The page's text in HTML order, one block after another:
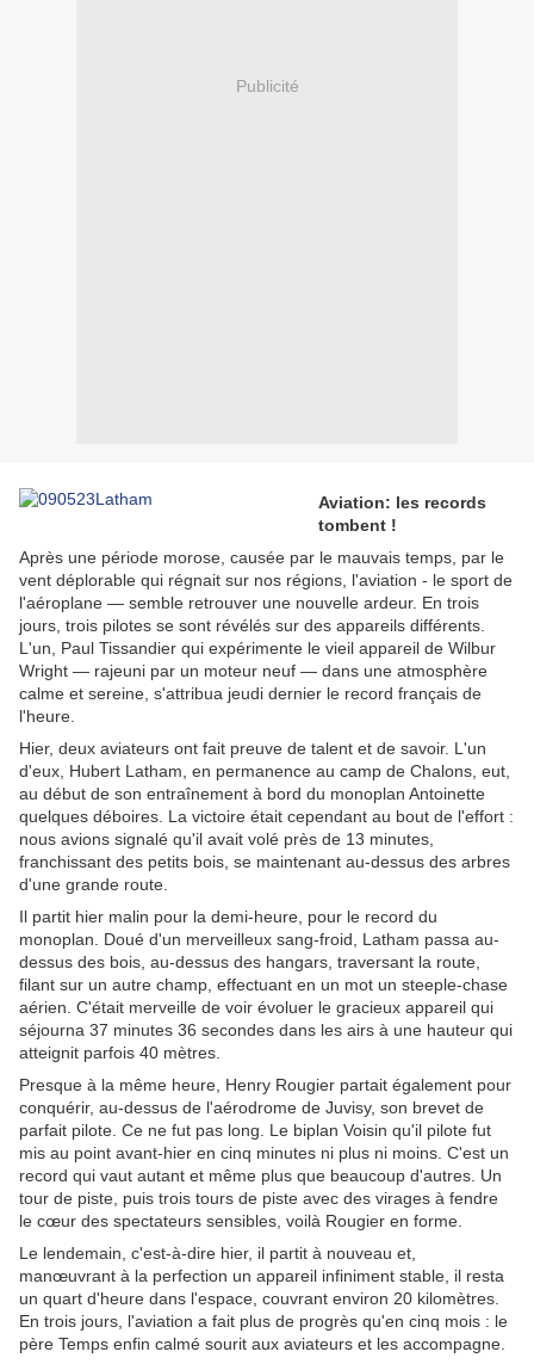
Publicité
Aviation: les records
tombent !
Après une période morose, causée par le mauvais temps, par le
vent déplorable qui régnait sur nos régions, l'aviation - le sport de
l'aéroplane — semble retrouver une nouvelle ardeur. En trois
jours, trois pilotes se sont révélés sur des appareils différents.
L'un, Paul Tissandier qui expérimente le vieil appareil de Wilbur
Wright — rajeuni par un moteur neuf — dans une atmosphère
calme et sereine, s'attribua jeudi dernier le record français de
l'heure.
Hier, deux aviateurs ont fait preuve de talent et de savoir. L'un
d'eux, Hubert Latham, en permanence au camp de Chalons, eut,
au début de son entraînement à bord du monoplan Antoinette
quelques déboires. La victoire était cependant au bout de l'effort :
nous avions signalé qu'il avait volé près de 13 minutes,
franchissant des petits bois, se maintenant au-dessus des arbres
d'une grande route.
Il partit hier malin pour la demi-heure, pour le record du
monoplan. Doué d'un merveilleux sang-froid, Latham passa au-
dessus des bois, au-dessus des hangars, traversant la route,
filant sur un autre champ, effectuant en un mot un steeple-chase
aérien. C'était merveille de voir évoluer le gracieux appareil qui
séjourna 37 minutes 36 secondes dans les airs à une hauteur qui
atteignit parfois 40 mètres.
Presque à la même heure, Henry Rougier partait également pour
conquérir, au-dessus de l'aérodrome de Juvisy, son brevet de
parfait pilote. Ce ne fut pas long. Le biplan Voisin qu'il pilote fut
mis au point avant-hier en cinq minutes ni plus ni moins. C'est un
record qui vaut autant et même plus que beaucoup d'autres. Un
tour de piste, puis trois tours de piste avec des virages à fendre
le cœur des spectateurs sensibles, voilà Rougier en forme.
Le lendemain, c'est-à-dire hier, il partit à nouveau et,
manœuvrant à la perfection un appareil infiniment stable, il resta
un quart d'heure dans l'espace, couvrant environ 20 kilomètres.
En trois jours, l'aviation a fait plus de progrès qu'en cinq mois : le
père Temps enfin calmé sourit aux aviateurs et les accompagne.